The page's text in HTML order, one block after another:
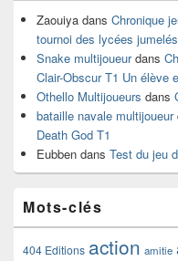
Zaouiya dans Chronique
tournoi des lycées jumelés
Snake multijoueurdans
Clair-Obscur T1 Un élève
Othello Multijoueurs dans
bataille navale multijoueur
Death God T1
Eubben dans Test du jeu
Mots-clés
404 Editions action amitie